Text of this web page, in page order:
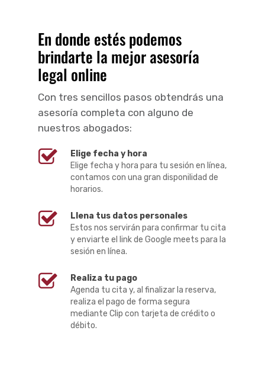
En donde estés podemos
brindarte la mejor asesoría
legal online
Con tres sencillos pasos obtendrás una
asesoría completa con alguno de
nuestros abogados:
Elige fecha y hora
Elige fecha y hora para tu sesión en línea,
contamos con una gran disponilidad de
horarios.
Llena tus datos personales
Estos nos servirán para confirmar tu cita
y enviarte el link de Google meets para la
sesión en línea.
Realiza tu pago
Agenda tu cita y, al finalizar la reserva,
realiza el pago de forma segura
mediante Clip con tarjeta de crédito o
débito.